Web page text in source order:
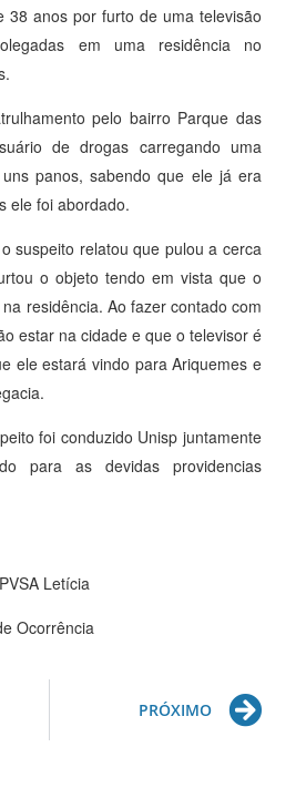
38 anos por furto de uma televisão
em uma residência no
pelo bairro Parque das
de drogas carregando uma
panos, sabendo que ele já era
ele foi abordado.
suspeito relatou que pulou a cerca
o objeto tendo em vista que o
residência. Ao fazer contado com
estar na cidade e que o televisor é
ele estará vindo para Ariquemes e
foi conduzido Unisp juntamente
para as devidas providencias
Letícia
Ocorrência
PRÓXIMO